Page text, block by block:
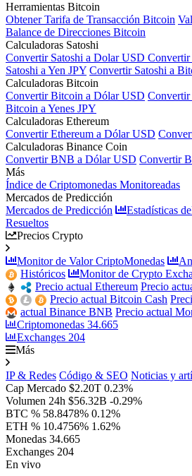
Herramientas Bitcoin
Obtener Tarifa de Transacción Bitcoin
Balance de Direcciones Bitcoin
Calculadoras Satoshi
Convertir Satoshi a Dolar USD Convertir
Satoshi a Yen JPY Convertir Satoshi a
Calculadoras Bitcoin
Convertir Bitcoin a Dólar USD
Bitcoin a Yenes JPY
Calculadoras Ethereum
Convertir Ethereum a Dólar USD
Calculadoras Binance Coin
Convertir BNB a Dólar USD Convertir
Más
Índice de Criptomonedas Monitoreadas
Mercados de Predicción
Mercados de Predicción
Estadísticas
Resueltos
Precios Crypto
Monitor de Valor CriptoMonedas
Históricos
Monitor de Crypto
Precio actual Ethereum Precio
Precio actual Bitcoin Cash
actual Binance BNB Precio actual
Criptomonedas 34.665
Exchanges 204
Más
IP & Redes Código & SEO Noticias y
Cap Mercado $2.20T 0.23%
Volumen 24h $56.32B -0.29%
BTC % 58.8478% 0.12%
ETH % 10.4756% 1.62%
Monedas 34.665
Exchanges 204
En vivo